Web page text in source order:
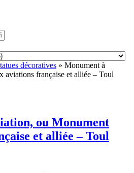
décoratives » Monument à
aviations française et alliée – Toul
ou Monument
et alliée – Toul